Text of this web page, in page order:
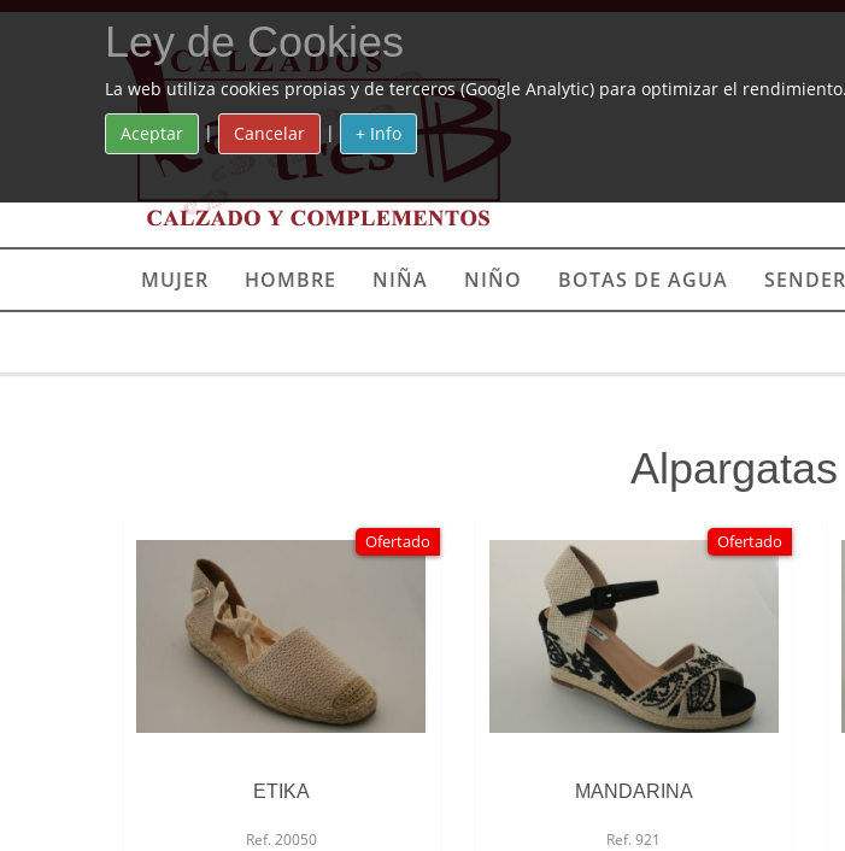
MUJER HOMBRE NIÑA NIÑO BOTAS DE AGUA
Ofertado
ETIKA
Ref. 20050
Ofertado
MANDARINA
Ref. 921
Ley de Cookies
La web utiliza cookies propias y de terceros (Google Analytic) para optimizar el
Aceptar
| Cancelar | + Info